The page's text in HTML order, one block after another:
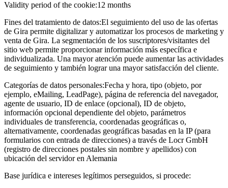
Validity period of the cookie:12 months
Fines del tratamiento de datos:El seguimiento del uso de las ofertas
de Gira permite digitalizar y automatizar los procesos de marketing y
venta de Gira. La segmentación de los suscriptores/visitantes del
sitio web permite proporcionar información más específica e
individualizada. Una mayor atención puede aumentar las actividades
de seguimiento y también lograr una mayor satisfacción del cliente.
Categorías de datos personales:Fecha y hora, tipo (objeto, por
ejemplo, eMailing, LeadPage), página de referencia del navegador,
agente de usuario, ID de enlace (opcional), ID de objeto,
información opcional dependiente del objeto, parámetros
individuales de transferencia, coordenadas geográficas o,
alternativamente, coordenadas geográficas basadas en la IP (para
formularios con entrada de direcciones) a través de Locr GmbH
(registro de direcciones postales sin nombre y apellidos) con
ubicación del servidor en Alemania
Base jurídica e intereses legítimos perseguidos, si procede: